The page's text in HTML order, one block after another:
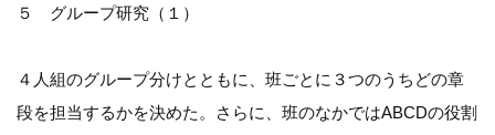
５ グループ研究（１）
４人組のグループ分けとともに、班ごとに３つのうちどの章
段を担当するかを決めた。さらに、班のなかではABCDの役割